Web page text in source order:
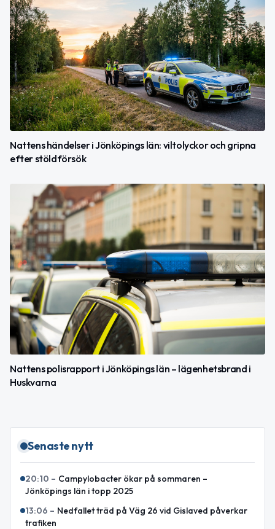
Nattens händelser i Jönköpings län: viltolyckor och gripna
efter stöldförsök
Nattens polisrapport i Jönköpings län – lägenhetsbrand i
Huskvarna
Senaste nytt
20:10 – Campylobacter ökar på sommaren –
Jönköpings län i topp 2025
13:06 – Nedfallet träd på Väg 26 vid Gislaved påverkar
trafiken